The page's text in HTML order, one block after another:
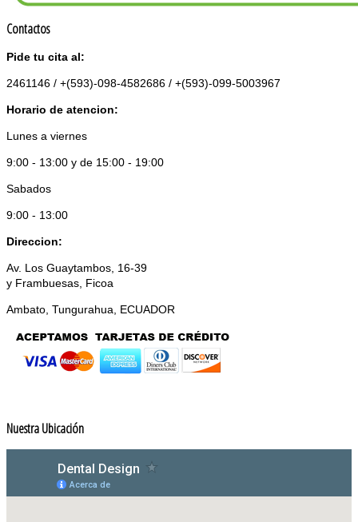
Contactos
Pide tu cita al:
2461146 / +(593)-098-4582686 / +(593)-099-5003967
Horario de atencion:
Lunes a viernes
9:00 - 13:00 y de 15:00 - 19:00
Sabados
9:00 - 13:00
Direccion:
Av. Los Guaytambos, 16-39
y Frambuesas, Ficoa
Ambato, Tungurahua, ECUADOR
Nuestra Ubicación